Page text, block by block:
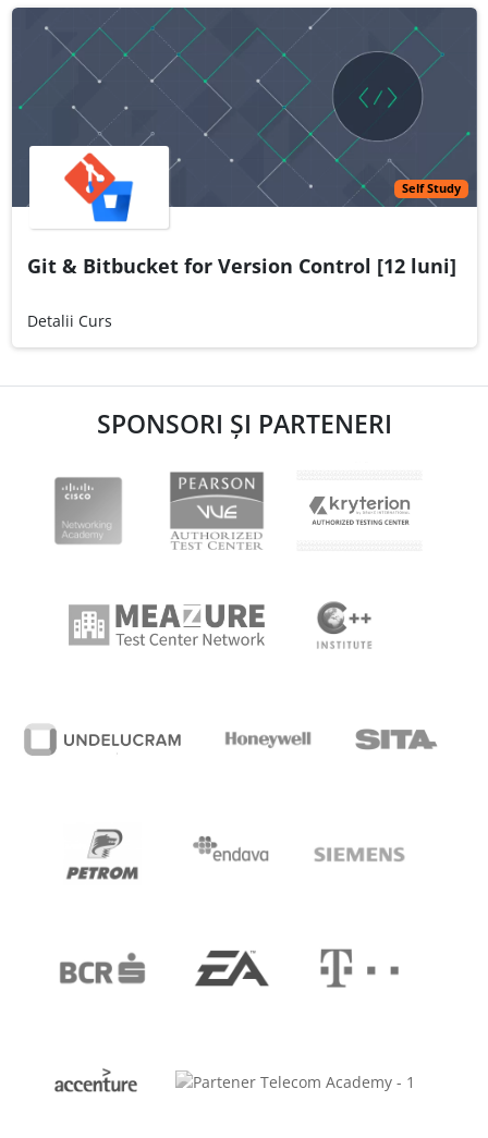
Self Study
Git & Bitbucket for Version Control [12 luni]
Detalii Curs
SPONSORI ȘI PARTENERI